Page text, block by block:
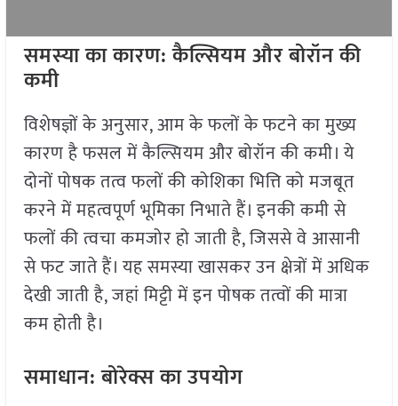
समस्या का कारण: कैल्सियम और बोरॉन की
कमी
विशेषज्ञों के अनुसार, आम के फलों के फटने का मुख्य
कारण है फसल में कैल्सियम और बोरॉन की कमी। ये
दोनों पोषक तत्व फलों की कोशिका भित्ति को मजबूत
करने में महत्वपूर्ण भूमिका निभाते हैं। इनकी कमी से
फलों की त्वचा कमजोर हो जाती है, जिससे वे आसानी
से फट जाते हैं। यह समस्या खासकर उन क्षेत्रों में अधिक
देखी जाती है, जहां मिट्टी में इन पोषक तत्वों की मात्रा
कम होती है।
समाधान: बोरेक्स का उपयोग